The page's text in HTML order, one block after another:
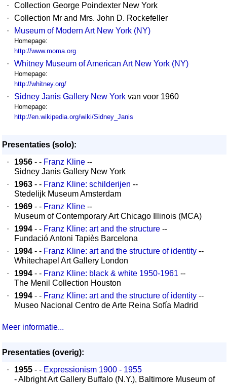
·
Collection George Poindexter New York
·
Collection Mr and Mrs. John D. Rockefeller
·
Museum of Modern Art New York (NY)
Homepage:
http://www.moma.org
· Whitney Museum of American Art New York (NY)
Homepage:
http://whitney.org/
· Sidney Janis Gallery New York van voor 1960
Homepage:
http://en.wikipedia.org/wiki/Sidney_Janis
Presentaties (solo):
·
1956 - - Franz Kline --
Sidney Janis Gallery New York
·
1963 - - Franz Kline: schilderijen --
Stedelijk Museum Amsterdam
·
1969 - - Franz Kline --
Museum of Contemporary Art Chicago Illinois (MCA)
·
1994 - - Franz Kline: art and the structure --
Fundació Antoni Tapiès Barcelona
·
1994 - - Franz Kline: art and the structure of identity --
Whitechapel Art Gallery London
·
1994 - - Franz Kline: black & white 1950-1961 --
The Menil Collection Houston
·
1994 - - Franz Kline: art and the structure of identity --
Museo Nacional Centro de Arte Reina Sofía Madrid
Meer informatie...
Presentaties (overig):
·
1955 - - Expressionism 1900 - 1955
- Albright Art Gallery Buffalo (N.Y.), Baltimore Museum of